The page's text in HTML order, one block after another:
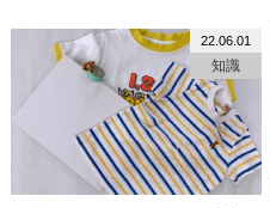
知識
22.06.01